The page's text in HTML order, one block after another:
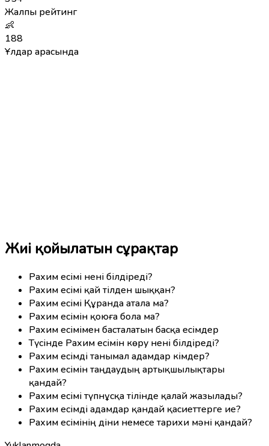
Жалпы рейтинг
👶
188
Ұлдар арасында
Жиі қойылатын сұрақтар
Рахим есімі нені білдіреді?
Рахим есімі қай тілден шыққан?
Рахим есімі Құранда атала ма?
Рахим есімін қоюға бола ма?
Рахим есімімен басталатын басқа есімдер
Түсінде Рахим есімін көру нені білдіреді?
Рахим есімді танымал адамдар кімдер?
Рахим есімін таңдаудың артықшылықтары
қандай?
Рахим есімі түпнұсқа тілінде қалай жазылады?
Рахим есімді адамдар қандай қасиеттерге ие?
Рахим есімінің діни немесе тарихи мәні қандай?